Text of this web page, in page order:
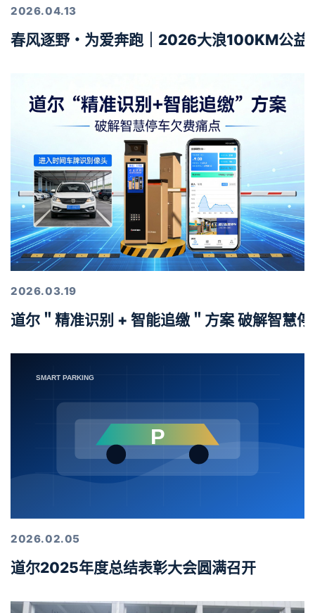
2026.04.13
春风逐野・为爱奔跑｜2026大浪100KM公益
2026.03.19
道尔＂精准识别 + 智能追缴＂方案 破解智慧
2026.02.05
道尔2025年度总结表彰大会圆满召开